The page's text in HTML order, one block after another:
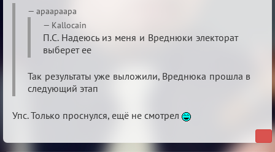
Re:
ГОЛОС
МАФИИ
(обсуждение)
apaapaapa
Kallocain
П.С. Надеюсь из меня и Вреднюки электорат
выберет ее
Так результаты уже выложили, Вреднюка прошла в
следующий этап
Упс. Только проснулся, ещё не смотрел